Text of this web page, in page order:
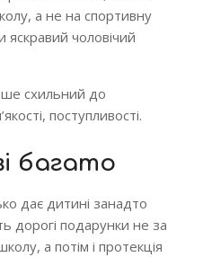
а не на спортивну
яскравий чоловічий
схильний до
поступливості.
багато
дає дитині занадто
дорогі подарунки не за
а потім і протекція